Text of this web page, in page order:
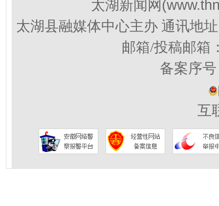
太湖新闻网
太湖县融媒体中心主办 通讯地
邮箱/投稿邮箱
备案序
互